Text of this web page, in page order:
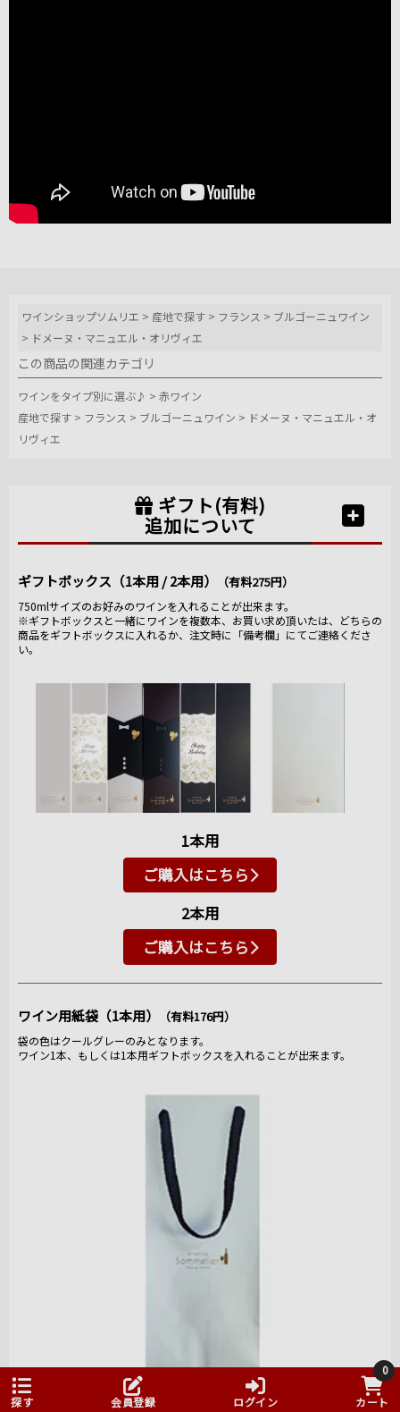
ワインショップソムリエ > 産地で探す > フランス > ブルゴーニュワイン
> ドメーヌ・マニュエル・オリヴィエ
この商品の関連カテゴリ
ワインをタイプ別に選ぶ♪ > 赤ワイン
産地で探す > フランス > ブルゴーニュワイン > ドメーヌ・マニュエル・オ
リヴィエ
ギフト(有料)
追加について
ギフトボックス（1本用 / 2本用） （有料275円）
750mlサイズのお好みのワインを入れることが出来ます。
※ギフトボックスと一緒にワインを複数本、お買い求め頂いたは、どちらの
商品をギフトボックスに入れるか、注文時に「備考欄」にてご連絡くださ
い。
1本用
ご購入はこちら
2本用
ご購入はこちら
ワイン用紙袋（1本用） （有料176円）
袋の色はクールグレーのみとなります。
ワイン1本、もしくは1本用ギフトボックスを入れることが出来ます。
探す 会員登録 ログイン
0
カート